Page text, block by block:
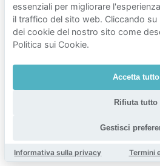
Tariffe
vicino
Saint-
Tariffe del
essenziali per migliorare
il traffico del sito web. Cliccando
dei cookie del nostro sito come
Politica sui Cookie.
Accetta tutto
Rifiuta tutto
Gestisci
Informativa sulla privacy Termini